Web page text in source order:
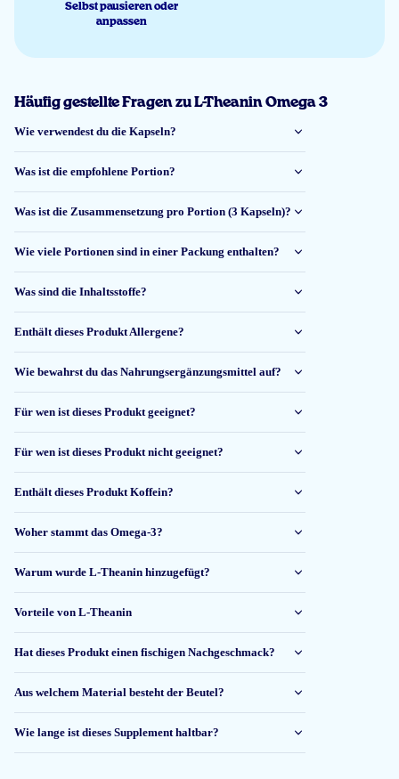
Selbst pausieren oder
anpassen
Häufig gestellte Fragen zu L-Theanin Omega 3
Wie verwendest du die Kapseln?
Was ist die empfohlene Portion?
Was ist die Zusammensetzung pro Portion (3 Kapseln)?
Wie viele Portionen sind in einer Packung enthalten?
Was sind die Inhaltsstoffe?
Enthält dieses Produkt Allergene?
Wie bewahrst du das Nahrungsergänzungsmittel auf?
Für wen ist dieses Produkt geeignet?
Für wen ist dieses Produkt nicht geeignet?
Enthält dieses Produkt Koffein?
Woher stammt das Omega-3?
Warum wurde L-Theanin hinzugefügt?
Vorteile von L-Theanin
Hat dieses Produkt einen fischigen Nachgeschmack?
Aus welchem Material besteht der Beutel?
Wie lange ist dieses Supplement haltbar?